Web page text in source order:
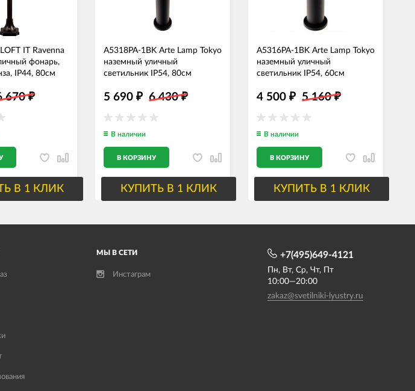
IT Ravenna
фонарь,
IP44, 80см
670₽
В 1 КЛИК
A5318PA-1BK Arte Lamp Tokyo
наземный уличный
светильник IP54, 80см
5 690₽ 6 430₽
В наличии
В КОРЗИНУ
КУПИТЬ В 1 КЛИК
A5316PA-1BK Arte Lamp Tokyo
наземный уличный
светильник IP54, 60см
4 500 ₽ 5 160₽
В наличии
В КОРЗИНУ
КУПИТЬ В 1 КЛИК
МЫ В СЕТИ
Инстаграм
+7(495)649-4121
Пн, Вт, Ср, Чт, Пт
10:00—20:00
zakaz@svetilniki-lyustry.ru